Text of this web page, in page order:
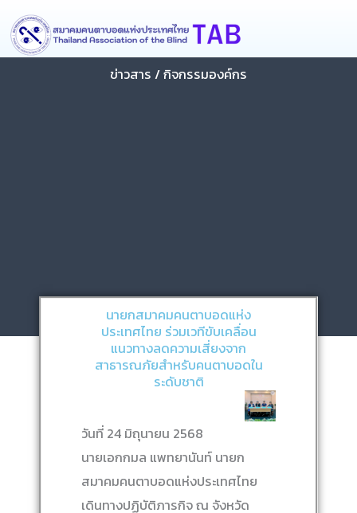
content
Skip
to
content
ข่าวสาร / กิจกรรมองค์กร
นายกสมาคมคนตาบอดแห่ง
ประเทศไทย ร่วมเวทีขับเคลื่อน
แนวทางลดความเสี่ยงจาก
สาธารณภัยสำหรับคนตาบอดใน
ระดับชาติ
วันที่ 24 มิถุนายน 2568
นายเอกกมล แพทยานันท์ นายก
สมาคมคนตาบอดแห่งประเทศไทย
เดินทางปฏิบัติภารกิจ ณ จังหวัด